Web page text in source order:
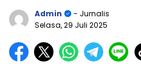
Admin
- Jurnalis
Selasa, 29 Juli 2025